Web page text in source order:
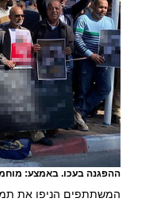
ההפגנה בעכו. באמצע:
המשתתפים הניפו את